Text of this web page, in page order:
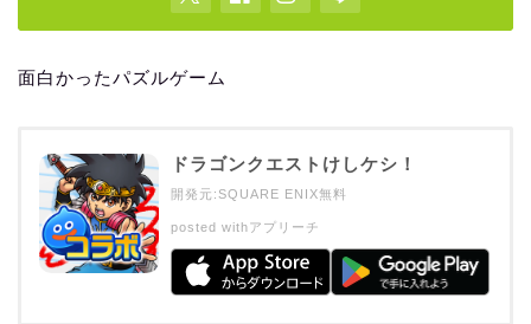
面白かったパズルゲーム
ドラゴンクエストけしケシ！
開発元:SQUARE ENIX無料
posted withアプリーチ